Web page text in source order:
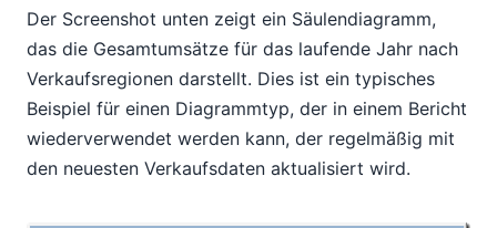
Der Screenshot unten zeigt ein Säulendiagramm,
das die Gesamtumsätze für das laufende Jahr nach
Verkaufsregionen darstellt. Dies ist ein typisches
Beispiel für einen Diagrammtyp, der in einem Bericht
wiederverwendet werden kann, der regelmäßig mit
den neuesten Verkaufsdaten aktualisiert wird.